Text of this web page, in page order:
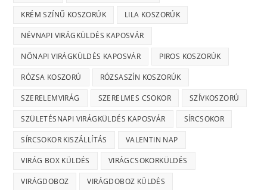
KRÉM SZÍNŰ KOSZORÚK LILA KOSZORÚK
NÉVNAPI VIRÁGKÜLDÉS KAPOSVÁR
NŐNAPI VIRÁGKÜLDÉS KAPOSVÁR PIROS KOSZORÚK
RÓZSA KOSZORÚ RÓZSASZÍN KOSZORÚK
SZERELEMVIRÁG SZERELMES CSOKOR SZÍVKOSZORÚ
SZÜLETÉSNAPI VIRÁGKÜLDÉS KAPOSVÁR SÍRCSOKOR
SÍRCSOKOR KISZÁLLÍTÁS VALENTIN NAP
VIRÁG BOX KÜLDÉS VIRÁGCSOKORKÜLDÉS
VIRÁGDOBOZ VIRÁGDOBOZ KÜLDÉS